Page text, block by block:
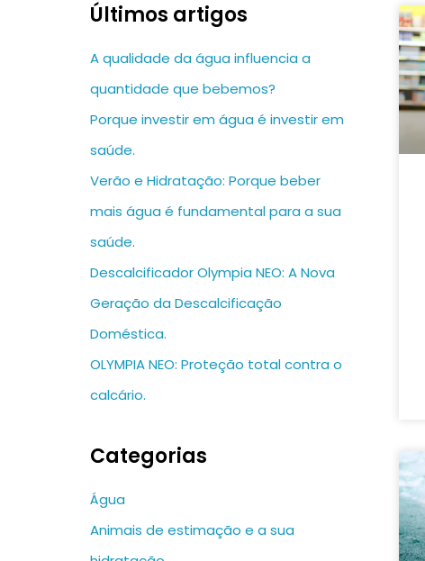
Últimos artigos
A qualidade da água influencia a
quantidade que bebemos?
Porque investir em água é investir em
saúde.
Verão e Hidratação: Porque beber
mais água é fundamental para a sua
saúde.
Descalcificador Olympia NEO: A Nova
Geração da Descalcificação
Doméstica.
OLYMPIA NEO: Proteção total contra o
calcário.
Categorias
Água
Animais de estimação e a sua